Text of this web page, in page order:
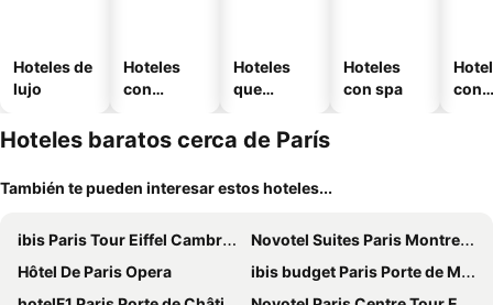
Hoteles de
lujo
Hoteles
con
Hoteles
que
mascotas
Hoteles
con spa
con
Hoteles baratos cerca de París
También te pueden interesar estos hoteles...
ibis Paris Tour Eiffel Cambronne 15ème
Novotel Suites Paris Montreuil Vincennes
Hôtel De Paris Opera
ibis budget Paris Porte de Montmartre